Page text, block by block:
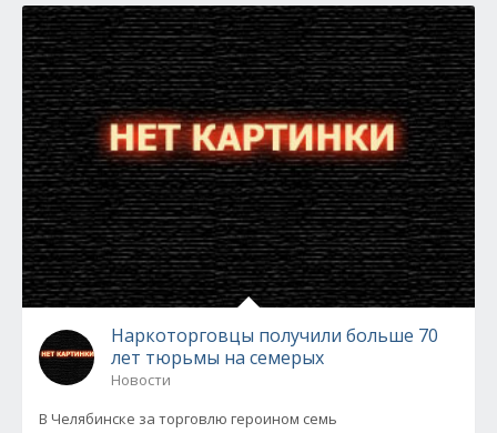
Наркоторговцы получили больше 70
лет тюрьмы на семерых
Новости
В Челябинске за торговлю героином семь